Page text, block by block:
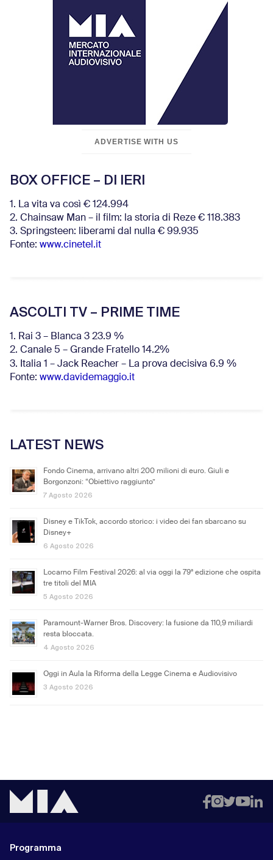
ADVERTISE WITH US
BOX OFFICE – DI IERI
1. La vita va così € 124.994
2. Chainsaw Man – il film: la storia di Reze € 118.383
3. Springsteen: liberami dal nulla € 99.935
Fonte: www.cinetel.it
ASCOLTI TV – PRIME TIME
1. Rai 3 – Blanca 3 23.9 %
2. Canale 5 – Grande Fratello 14.2%
3. Italia 1 – Jack Reacher – La prova decisiva 6.9 %
Fonte: www.davidemaggio.it
LATEST NEWS
Fondo Cinema, arrivano altri 200 milioni di euro. Giuli e
Borgonzoni: “Obiettivo raggiunto”
7 Agosto 2026
Disney e TikTok, accordo storico: i video dei fan sbarcano su
Disney+
6 Agosto 2026
Locarno Film Festival 2026: al via oggi la 79ª edizione che ospita
tre titoli del MIA
5 Agosto 2026
Paramount-Warner Bros. Discovery: la fusione da 110,9 miliardi
resta bloccata.
4 Agosto 2026
Oggi in Aula la Riforma della Legge Cinema e Audiovisivo
3 Agosto 2026
Programma